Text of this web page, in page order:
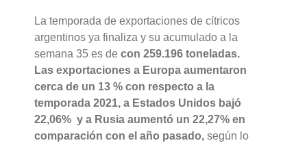
La temporada de exportaciones de cítricos
argentinos ya finaliza y su acumulado a la
semana 35 es decon 259.196 toneladas.
Lasexportaciones a Europa aumentaron
cerca de un 13 % con respecto a la
temporada 2021, a Estados Unidos bajó
22,06% y a Rusia aumentó un 22,27% en
comparación con el año pasado,según lo